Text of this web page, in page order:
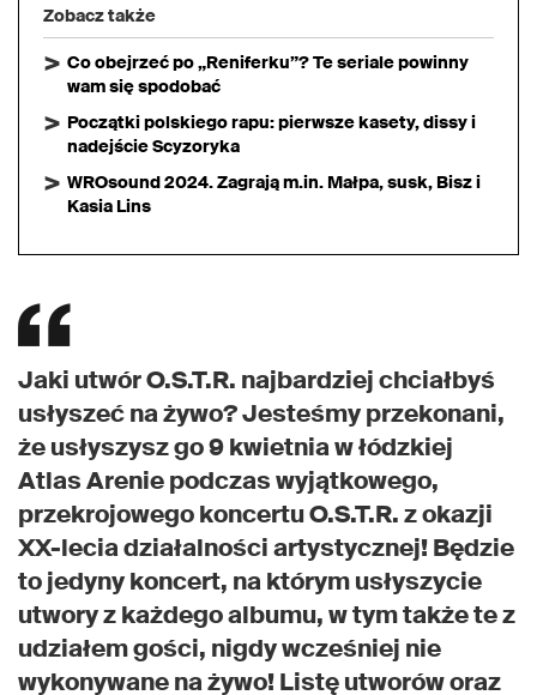
Zobacz także
Co obejrzeć po „Reniferku”? Te seriale powinny
wam się spodobać
Początki polskiego rapu: pierwsze kasety, dissy i
nadejście Scyzoryka
WROsound 2024. Zagrają m.in. Małpa, susk, Bisz i
Kasia Lins
Jaki utwór O.S.T.R. najbardziej chciałbyś
usłyszeć na żywo? Jesteśmy przekonani,
że usłyszysz go 9 kwietnia w łódzkiej
Atlas Arenie podczas wyjątkowego,
przekrojowego koncertu O.S.T.R. z okazji
XX-lecia działalności artystycznej! Będzie
to jedyny koncert, na którym usłyszycie
utwory z każdego albumu, w tym także te z
udziałem gości, nigdy wcześniej nie
wykonywane na żywo! Listę utworów oraz